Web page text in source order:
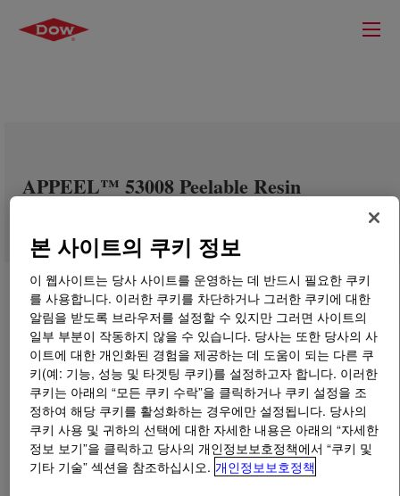
APPEEL™ 53008 Peelable Resin
무엇입니까 APPEEL™ 53008 Peelable Resin?
A modified ethylene vinyl acetate copolymer resin
본 사이트의 쿠키 정보
이 웹사이트는 당사 사이트를 운영하는 데 반드시 필요한 쿠키
를 사용합니다. 이러한 쿠키를 차단하거나 그러한 쿠키에 대한
알림을 받도록 브라우저를 설정할 수 있지만 그러면 사이트의
일부 부분이 작동하지 않을 수 있습니다. 당사는 또한 당사의 사
이트에 대한 개인화된 경험을 제공하는 데 도움이 되는 다른 쿠
키(예: 기능, 성능 및 타겟팅 쿠키)를 설정하고자 합니다. 이러한
쿠키는 아래의 “모든 쿠키 수락”을 클릭하거나 쿠키 설정을 조
정하여 해당 쿠키를 활성화하는 경우에만 설정됩니다. 당사의
쿠키 사용 및 귀하의 선택에 대한 자세한 내용은 아래의 “자세한
정보 보기”을 클릭하고 당사의 개인정보보호정책에서 “쿠키 및
기타 기술” 섹션을 참조하십시오. 개인정보보호정책